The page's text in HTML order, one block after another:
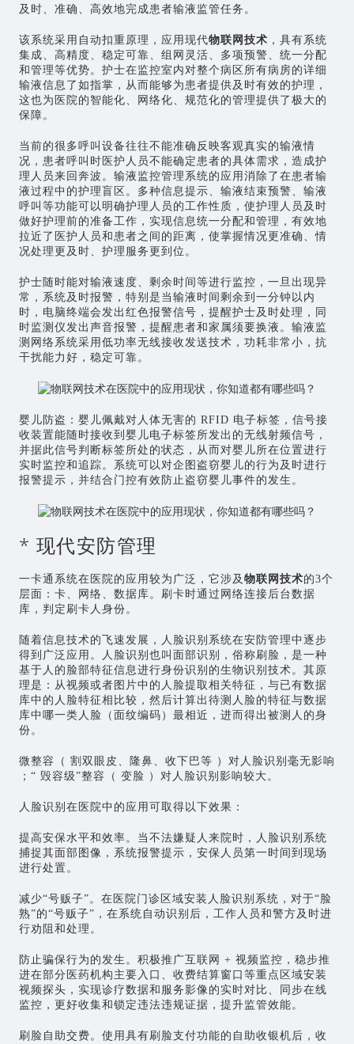
及时、准确、高效地完成患者输液监管任务。
该系统采用自动扣重原理，应用现代物联网技术 ，具有系统
集成、高精度、稳定可靠、组网灵活、多项预警、统一分配
和管理等优势。护士在监控室内对整个病区所有病房的详细
输液信息了如指掌，从而能够为患者提供及时有效的护理，
这也为医院的智能化、网络化、规范化的管理提供了极大的
保障。
当前的很多呼叫设备往往不能准确反映客观真实的输液情
况，患者呼叫时医护人员不能确定患者的具体需求，造成护
理人员来回奔波。输液监控管理系统的应用消除了在患者输
液过程中的护理盲区。多种信息提示、输液结束预警、输液
呼叫等功能可以明确护理人员的工作性质，使护理人员及时
做好护理前的准备工作，实现信息统一分配和管理，有效地
拉近了医护人员和患者之间的距离，使掌握情况更准确、情
况处理更及时、护理服务更到位。
护士随时能对输液速度、剩余时间等进行监控，一旦出现异
常，系统及时报警，特别是当输液时间剩余到一分钟以内
时，电脑终端会发出红色报警信号，提醒护士及时处理，同
时监测仪发出声音报警，提醒患者和家属须要换液。输液监
测网络系统采用低功率无线接收发送技术，功耗非常小，抗
干扰能力好，稳定可靠。
婴儿防盗：婴儿佩戴对人体无害的 RFID 电子标签，信号接
收装置能随时接收到婴儿电子标签所发出的无线射频信号，
并据此信号判断标签所处的状态，从而对婴儿所在位置进行
实时监控和追踪。系统可以对企图盗窃婴儿的行为及时进行
报警提示，并结合门控有效防止盗窃婴儿事件的发生。
* 现代安防管理
一卡通系统在医院的应用较为广泛，它涉及 物联网技术的3个
层面：卡、网络、数据库。刷卡时通过网络连接后台数据
库，判定刷卡人身份。
随着信息技术的飞速发展，人脸识别系统在安防管理中逐步
得到广泛应用。人脸识别也叫面部识别，俗称刷脸，是一种
基于人的脸部特征信息进行身份识别的生物识别技术。其原
理是：从视频或者图片中的人脸提取相关特征，与已有数据
库中的人脸特征相比较，然后计算出待测人脸的特征与数据
库中哪一类人脸（面纹编码）最相近，进而得出被测人的身
份。
微整容（ 割双眼皮、隆鼻、收下巴等 ）对人脸识别毫无影响
；“ 毁容级”整容（ 变脸 ）对人脸识别影响较大。
人脸识别在医院中的应用可取得以下效果：
提高安保水平和效率。当不法嫌疑人来院时，人脸识别系统
捕捉其面部图像，系统报警提示，安保人员第一时间到现场
进行处置。
减少“号贩子”。在医院门诊区域安装人脸识别系统，对于“脸
熟”的“号贩子”，在系统自动识别后，工作人员和警方及时进
行劝阻和处理。
防止骗保行为的发生。积极推广互联网 + 视频监控，稳步推
进在部分医药机构主要入口、收费结算窗口等重点区域安装
视频探头，实现诊疗数据和服务影像的实时对比、同步在线
监控，更好收集和锁定违法违规证据，提升监管效能。
刷脸自助交费。使用具有刷脸支付功能的自助收银机后，收